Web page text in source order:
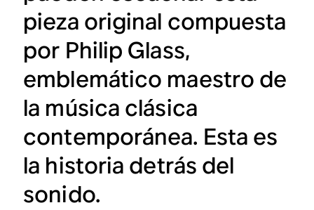
pieza original compuesta
por Philip Glass,
emblemático maestro de
la música clásica
contemporánea. Esta es
la historia detrás del
sonido.